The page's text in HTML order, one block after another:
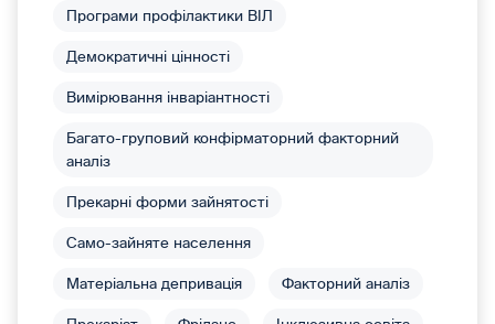
Програми профілактики ВІЛ
Демократичні цінності
Вимірювання інваріантності
Багато-груповий конфірматорний факторний
аналіз
Прекарні форми зайнятості
Само-зайняте населення
Матеріальна депривація Факторний аналіз